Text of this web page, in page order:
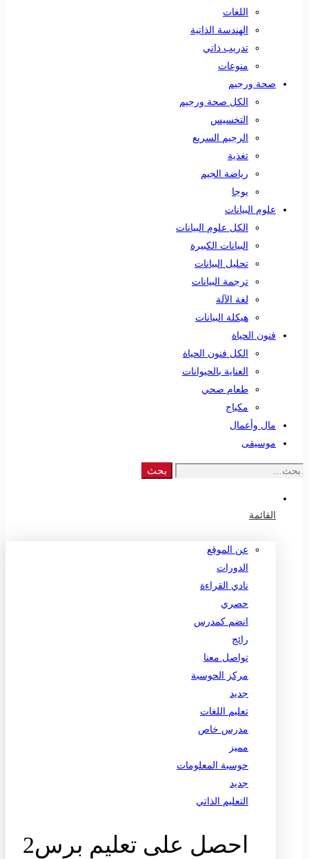
اللغات
الهندسة الذاتية
تدريب ذاتي
منوعات
صحة ورجيم
الكل صحة ورجيم
التخسيس
الرجيم السريع
تغذية
رياضة الجيم
يوجا
علوم البيانات
الكل علوم البيانات
البيانات الكبيرة
تحليل البيانات
ترجمة البيانات
لغة الآلة
هيكلة البيانات
فنون الحياة
الكل فنون الحياة
العناية بالحيوانات
طعام صحي
مكياج
مال وأعمال
موسيقى
Search
بحث
القائمة
عن الموقع
الدورات
نادي القراءة
حصري
انضم كمدرس
رائج
تواصل معنا
مركز الحوسبة
جديد
تعليم اللغات
مدرس خاص
مميز
حوسبة المعلومات
جديد
التعليم الذاتي
احصل على تعليم برس2